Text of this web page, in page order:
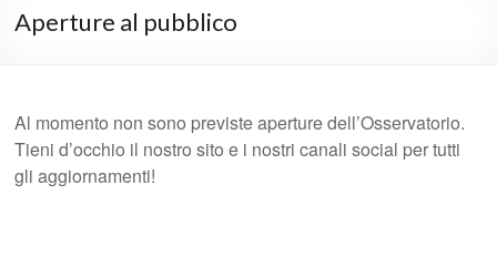
Aperture al pubblico
Al momento non sono previste aperture dell’Osservatorio.
Tieni d’occhio il nostro sito e i nostri canali social per tutti
gli aggiornamenti!